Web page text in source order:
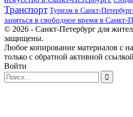
Транспорт Туризм в Санкт-
заняться в свободное время в Санкт-
© 2026 - Санкт-Петербург для
защищены.
Любое копирование материалов с
только с обратной активной
Войти